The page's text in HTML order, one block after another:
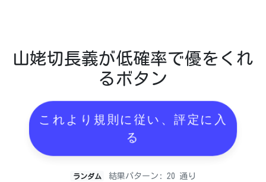
山姥切長義が低確率で優をくれ
るボタン
これより規則に従い、評定に入
る
ランダム
結果パターン: 20 通り